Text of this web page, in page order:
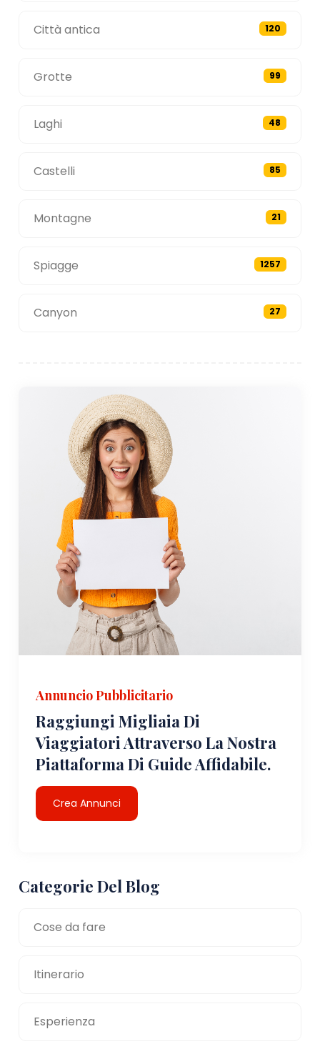
Città antica 120
Grotte 99
Laghi 48
Castelli 85
Montagne 21
Spiagge 1257
Canyon 27
Annuncio Pubblicitario
Raggiungi Migliaia Di
Viaggiatori Attraverso La Nostra
Piattaforma Di Guide Affidabile.
Crea Annunci
Categorie Del Blog
Cose da fare
Itinerario
Esperienza